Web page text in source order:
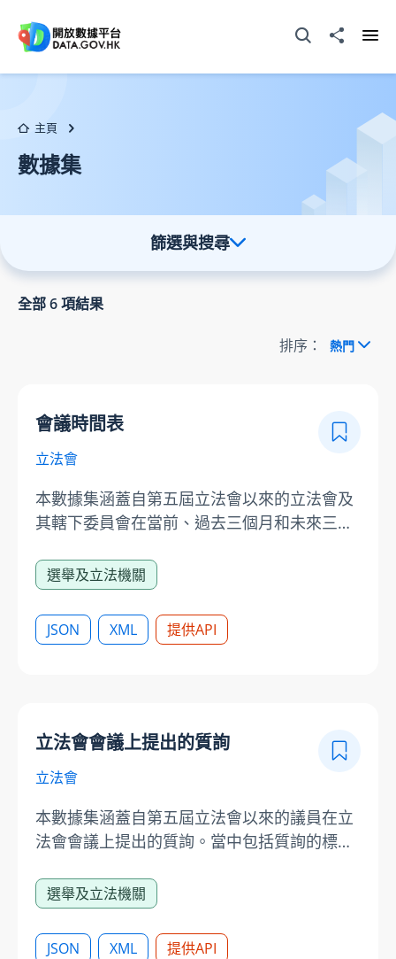
打開搜尋器分享至
主頁
數據集
篩選與搜尋
全部6項結果
排序： 熱門
會議時間表
立法會
本數據集涵蓋自第五屆立法會以來的立法會及
其轄下委員會在當前、過去三個月和未來三個
員會主頁或會議議程。使用立法會提供的數據
時，請注意有關的責任聲明及版權告示：
https://www.legco.gov.hk/chinese/disclaim.htm
選舉及立法機關
JSON XML 提供API
立法會會議上提出的質詢
立法會
本數據集涵蓋自第五屆立法會以來的議員在立
法會會議上提出的質詢。當中包括質詢的標
結。使用立法會提供的數據時，請注意有關的
責任聲明及版權告示：
https://www.legco.gov.hk/chinese/disclaim.htm
選舉及立法機關
JSON XML 提供API